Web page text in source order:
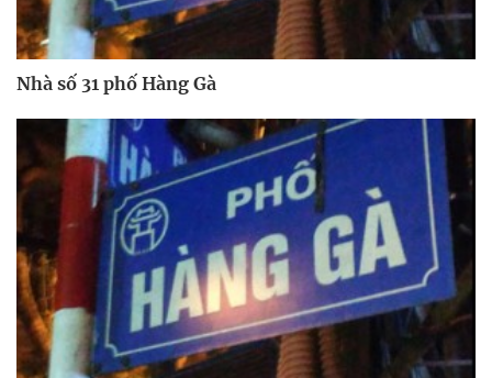
Nhà số 31 phố Hàng Gà